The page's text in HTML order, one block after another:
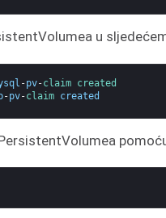
u
-pv-claim created
-pv-claim created